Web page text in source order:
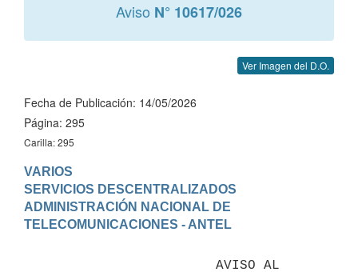
Aviso N° 10617/026
Ver Imagen del D.O.
Fecha de Publicación: 14/05/2026
Página: 295
Carilla: 295
VARIOS
SERVICIOS DESCENTRALIZADOS
ADMINISTRACIÓN NACIONAL DE